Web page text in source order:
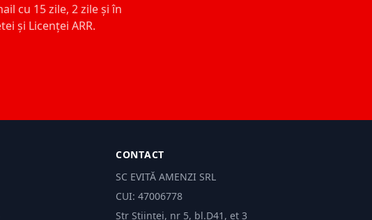
cu 15 zile, 2 zile și în
și Licenței ARR.
CONTACT
SC EVITĂ AMENZI SRL
CUI: 47006778
Str Științei, nr 5, bl.D41, et 3